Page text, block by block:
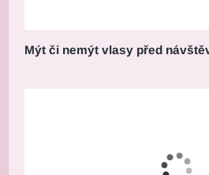
Mýt či nemýt vlasy před